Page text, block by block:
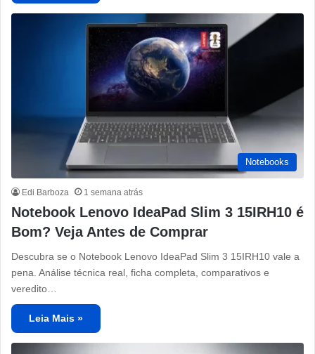
Notebooks
Edi Barboza 1 semana atrás
Notebook Lenovo IdeaPad Slim 3 15IRH10 é
Bom? Veja Antes de Comprar
Descubra se o Notebook Lenovo IdeaPad Slim 3 15IRH10 vale a
pena. Análise técnica real, ficha completa, comparativos e
veredito…
Leia Mais »